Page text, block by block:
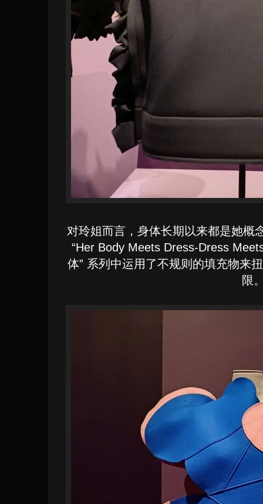
对玲姐而言，身体长期以来都是她概
“Her Body Meets Dress-Dress
体” 系列中运用了不规则的填充物来
限